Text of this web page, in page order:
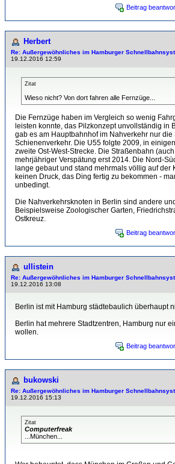
Beitrag
Herbert
Re: Außergewöhnliches im Hamburger
19.12.2016 12:59
Zitat
Wieso nicht? Von dort fahren alle Fernzüge...
Die Fernzüge haben im Vergleich so wenig
leisten konnte, das Pilzkonzept unvollständig in
gab es am Hauptbahnhof im Nahverkehr nur die
Schienenverkehr. Die U55 folgte 2009, in
zweite Ost-West-Strecke. Die Straßenbahn
mehrjähriger Verspätung erst 2014. Die Nord-
lange gebaut und stand mehrmals völlig auf der
keinen Druck, das Ding fertig zu bekommen -
unbedingt.
Die Nahverkehrsknoten in Berlin sind andere
Beispielsweise Zoologischer Garten,
Ostkreuz.
Beitrag
ullistein
Re: Außergewöhnliches im Hamburger
19.12.2016 13:08
Berlin ist mit Hamburg städtebaulich überhaupt
Berlin hat mehrere Stadtzentren, Hamburg nur
wollen.
Beitrag
bukowski
Re: Außergewöhnliches im Hamburger
19.12.2016 15:13
Zitat
Computerfreak
...München...